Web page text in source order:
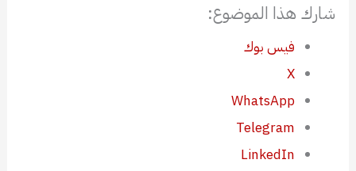
شارك هذا الموضوع:
فيس بوك
X
WhatsApp
Telegram
LinkedIn